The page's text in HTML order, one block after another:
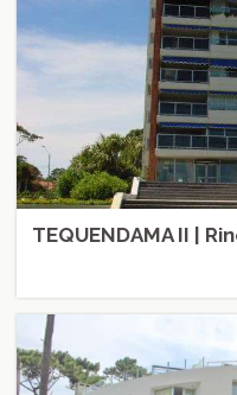
TEQUENDAMA II |